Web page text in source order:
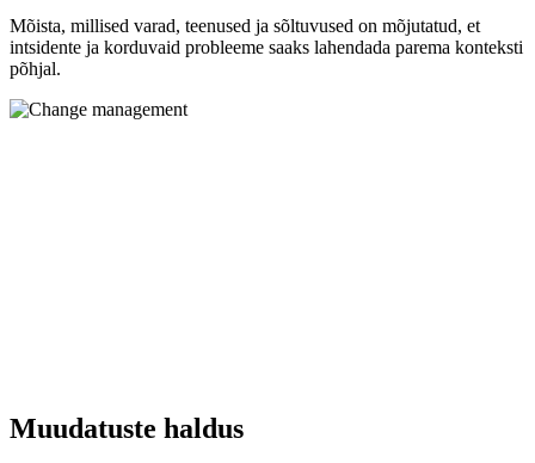
Mõista, millised varad, teenused ja sõltuvused on mõjutatud, et
intsidente ja korduvaid probleeme saaks lahendada parema konteksti
põhjal.
Muudatuste haldus